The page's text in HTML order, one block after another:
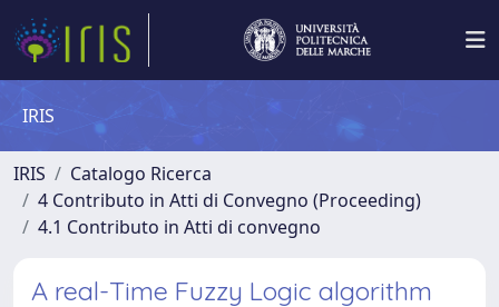
IRIS
IRIS
Catalogo Ricerca
4 Contributo in Atti di Convegno (Proceeding)
4.1 Contributo in Atti di convegno
A real-Time Fuzzy Logic algorithm